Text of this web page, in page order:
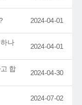
2024-04-01
나
2024-04-01
합
2024-04-30
2024-07-02